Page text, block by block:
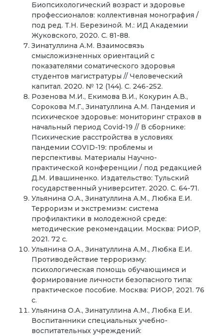
Биопсихологический возраст и здоровье
профессионалов: коллективная монография /
под ред. Т.Н. Березиной. М.: ИД Академии
Жуковского, 2020. С. 81-88.
Зинатуллина А.М. Взаимосвязь
смысложизненных ориентаций с
показателями соматического здоровья
студентов магистратуры // Человеческий
капитал. 2020. № 12 (144). С. 246-252.
Розенова М.И., Екимова В.И., Кокурин А.В.,
Сорокова М.Г., Зинатуллина А.М. Пандемия и
психическое здоровье: мониторинг страхов в
начальный период Covid-19 // В сборнике:
Психические расстройства в условиях
пандемии COVID-19: проблемы и
перспективы. Материалы Научно-
практической конференции / под редакцией
Д.М. Ивашиненко. Издательство: Тульский
государственный университет. 2020. С. 64-71.
Ульянина О.А., Зинатуллина А.М., Любка Е.И.
Терроризм и экстремизм: система
профилактики в молодежной среде:
методические рекомендации. Москва: РИОР,
2021. 72 с.
Ульянина О.А., Зинатуллина А.М., Любка Е.И.
Противодействие терроризму:
психологическая помощь обучающимся и
формирование личности безопасного типа:
практическое пособие. Москва: РИОР, 2021. 76
с.
Ульянина О.А., Зинатуллина А.М., Любка Е.И.
Воспитанники специальных учебно-
воспитательных учреждений: